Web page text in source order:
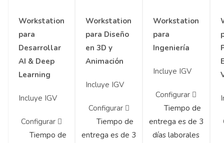
Workstation
para
Desarrollar
AI & Deep
Learning
Incluye IGV
Configurar
Tiempo de
Workstation
para Diseño
en 3D y
Animación
Incluye IGV
Configurar
Tiempo de
entrega es de 3
Workstation
para
Ingeniería
Incluye IGV
Configurar
Tiempo de
entrega es de 3
días laborales